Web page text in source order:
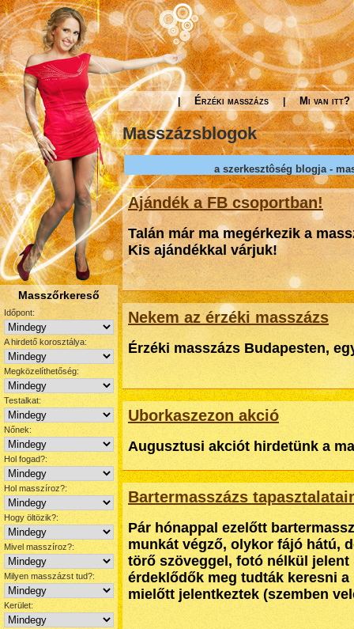
Masszőrkereső
Időpont:
A hirdető korosztálya:
Megközelíthetőség:
Testalkat:
Nőnek:
Hol fogad?:
Hol masszíroz?:
Hogy öltözik?:
Mivel masszíroz?:
Milyen masszázst tud?:
Kerület:
| Érzéki masszázs | Mi van itt?
Masszázsblogok
a szerkesztôség blogja-
Ajándék a FB csoportban!
Talán már ma megérkezik a
Kis ajándékkal várjuk!
Nekem az érzéki masszázs
Érzéki masszázs Budapesten,
Uborkaszezon akció
Augusztusi akciót hirdetünk a
Bartermasszázs
Pár hónappal ezelőtt
munkát végző, olykor fájó hátú,
törő szöveggel, fotó nélkül
érdeklődők meg tudták keresni
mielőtt jelentkeztek (szemben